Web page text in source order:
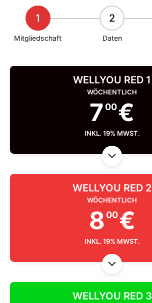
1
Mitgliedschaft
2
Daten
WELLYOU RED 1
WÖCHENTLICH
7 00€
INKL. 19% MWST.
WELLYOU RED 2
WÖCHENTLICH
8 00€
INKL. 19% MWST.
WELLYOU RED 3